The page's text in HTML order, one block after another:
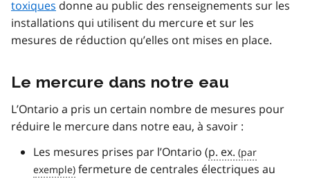
toxiques donne au public des renseignements sur les
installations qui utilisent du mercure et sur les
mesures de réduction qu’elles ont mises en place.
Le mercure dans notre eau
L’Ontario a pris un certain nombre de mesures pour
réduire le mercure dans notre eau, à savoir :
Les mesures prises par l’Ontario (p. ex.
fermeture de centrales électriques au